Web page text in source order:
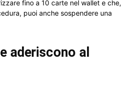
fino a 10 carte nel wallet e che,
puoi anche sospendere una
aderiscono al